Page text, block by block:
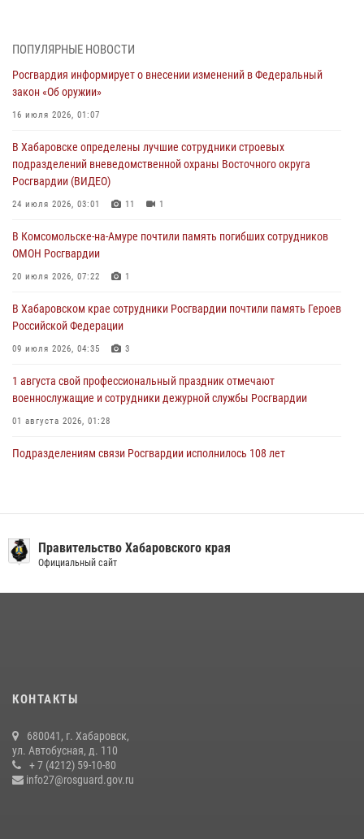
В Управлении Росгвардии по Хабаровскому краю состоялось
избирательного права
31 июля 2026, 03:26
женщине, потерявшей сознание во время массового мероприятия
29 июля 2026, 23:24 2
В Хабаровске продолжается акция «Каникулы с Росгвардией»
За прошедшую неделю в Хабаровском крае росгвардейцы провели
свыше 120 проверок условий хранения оружия
ПОПУЛЯРНЫЕ НОВОСТИ
Росгвардия информирует о внесении изменений в Федеральный
закон «Об оружии»
16 июля 2026, 01:07
В Хабаровске определены лучшие сотрудники строевых
подразделений вневедомственной охраны Восточного округа
Росгвардии (ВИДЕО)
24 июля 2026, 03:01 11 1
В Комсомольске-на-Амуре почтили память погибших сотрудников
ОМОН Росгвардии
20 июля 2026, 07:22 1
В Хабаровском крае сотрудники Росгвардии почтили память Героев
Российской Федерации
09 июля 2026, 04:35 3
1 августа свой профессиональный праздник отмечают
военнослужащие и сотрудники дежурной службы Росгвардии
01 августа 2026, 01:28
Подразделениям связи Росгвардии исполнилось 108 лет
15 июля 2026, 05:05
108 лет со дня рождения легендарного военачальника генерала
армии Ивана Кирилловича Яковлева
04 августа 2026, 23:41
Правительство Хабаровского края
Официальный сайт
КОНТАКТЫ
680041, г. Хабаровск,
ул. Автобусная, д. 110
+ 7 (4212) 59-10-80
info27@rosguard.gov.ru